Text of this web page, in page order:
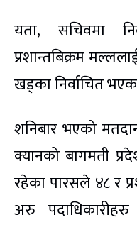
यता, सचिवमा
प्रशान्तबिक्रम
खड्का निर्वाचित
शनिबार भएको
क्यानको बागमती
रहेका पारसले ४८ र
अरु